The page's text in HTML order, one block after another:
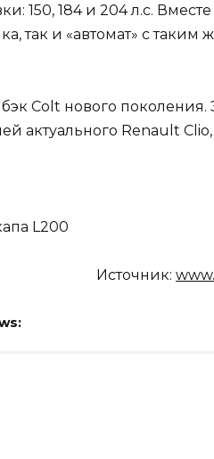
150, 184 и 204 л.с.
так и «автомат» с таким
Colt нового поколения.
актуального Renault
Источник: